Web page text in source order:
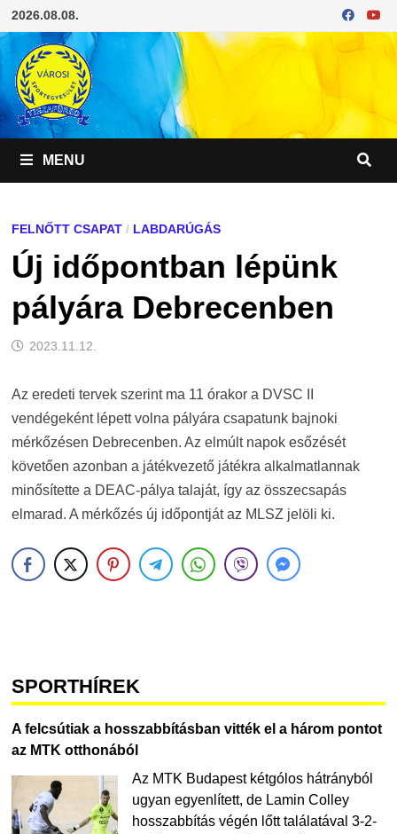
Skip
to
content
2026.08.08.
MENU
FELNŐTT CSAPAT/ LABDARÚGÁS
Új időpontban lépünk
pályára Debrecenben
2023.11.12.
Az eredeti tervek szerint ma 11 órakor a DVSC II
vendégeként lépett volna pályára csapatunk bajnoki
mérkőzésen Debrecenben. Az elmúlt napok esőzését
követően azonban a játékvezető játékra alkalmatlannak
minősítette a DEAC-pálya talaját, így az összecsapás
elmarad. A mérkőzés új időpontját az MLSZ jelöli ki.
SPORTHÍREK
A felcsútiak a hosszabbításban vitték el a három pontot
az MTK otthonából
Az MTK Budapest kétgólos hátrányból
ugyan egyenlített, de Lamin Colley
hosszabbítás végén lőtt találatával 3-2-